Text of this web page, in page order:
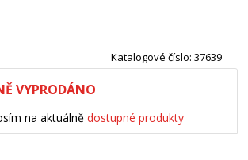
Katalogové číslo: 37639
VYPRODÁNO
na aktuálnědostupné produkty